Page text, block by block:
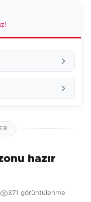
siz yapın!
hazır
371 görüntülenme